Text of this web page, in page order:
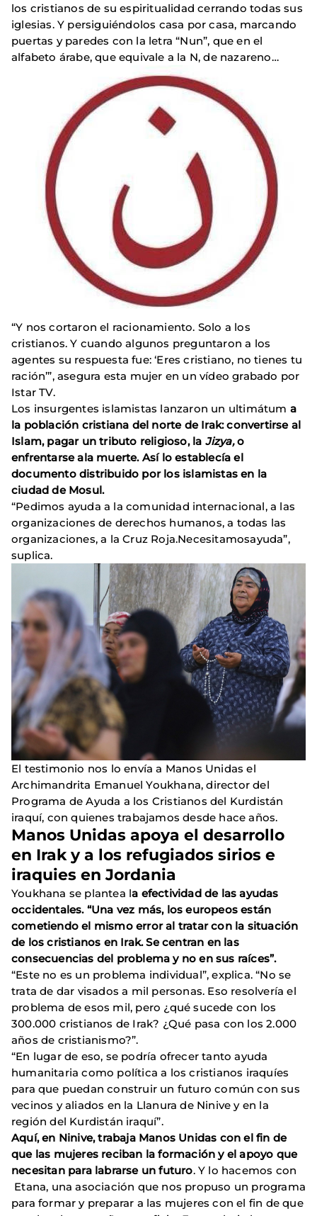
los cristianos de su espiritualidad cerrando todas sus
iglesias. Y persiguiéndolos casa por casa, marcando
puertas y paredes con la letra “Nun”, que en el
alfabeto árabe, que equivale a la N, de nazareno…
“Y nos cortaron el racionamiento. Solo a los
cristianos. Y cuando algunos preguntaron a los
agentes su respuesta fue: ‘Eres cristiano, no tienes tu
ración’”, asegura esta mujer en un vídeo grabado por
Istar TV.
Los insurgentes islamistas lanzaron un ultimátum a
la población cristiana del norte de Irak: convertirse al
Islam, pagar un tributo religioso, la Jizya,o
enfrentarse ala muerte. Así lo establecía el
documento distribuido por los islamistas en la
ciudad de Mosul.
“Pedimos ayuda a la comunidad internacional, a las
organizaciones de derechos humanos, a todas las
organizaciones, a la Cruz Roja.Necesitamosayuda”,
suplica.
El testimonio nos lo envía a Manos Unidas el
Archimandrita Emanuel Youkhana, director del
Programa de Ayuda a los Cristianos del Kurdistán
iraquí, con quienes trabajamos desde hace años.
Manos Unidas apoya el desarrollo
en Irak y a los refugiados sirios e
iraquies en Jordania
Youkhana se plantea la efectividad de las ayudas
occidentales. “Una vez más, los europeos están
cometiendo el mismo error al tratar con la situación
de los cristianos en Irak. Se centran en las
consecuencias del problema y no en sus raíces”.
“Este no es un problema individual”, explica. “No se
trata de dar visados a mil personas. Eso resolvería el
problema de esos mil, pero ¿qué sucede con los
300.000 cristianos de Irak? ¿Qué pasa con los 2.000
años de cristianismo?”.
“En lugar de eso, se podría ofrecer tanto ayuda
humanitaria como política a los cristianos iraquíes
para que puedan construir un futuro común con sus
vecinos y aliados en la Llanura de Ninive y en la
región del Kurdistán iraquí”.
Aquí, en Ninive, trabaja Manos Unidas con el fin de
que las mujeres reciban la formación y el apoyo que
necesitan para labrarse un futuro. Y lo hacemos con
Etana, una asociación que nos propuso un programa
para formar y preparar a las mujeres con el fin de que